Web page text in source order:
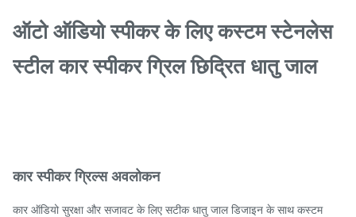
ऑटो ऑडियो स्पीकर के लिए कस्टम स्टेनलेस
स्टील कार स्पीकर ग्रिल छिद्रित धातु जाल
कार स्पीकर ग्रिल्स अवलोकन
कार ऑडियो सुरक्षा और सजावट के लिए सटीक धातु जाल डिजाइन के साथ कस्टम